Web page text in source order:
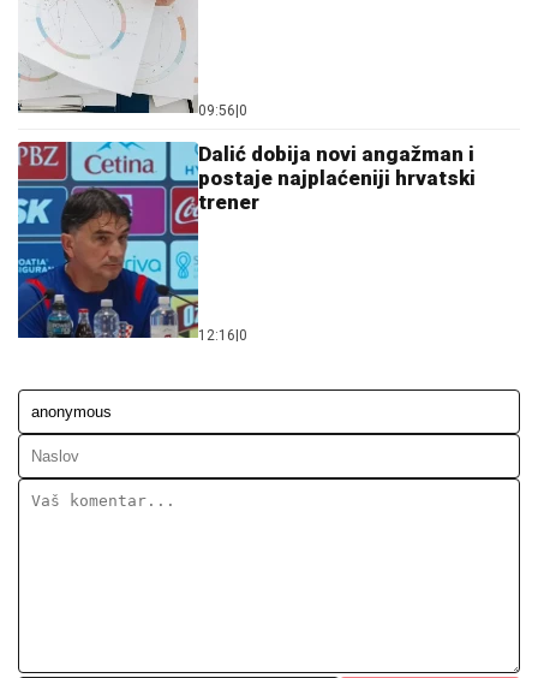
09:56 0
Dalić dobija novi angažman i
postaje najplaćeniji hrvatski
trener
12:16 0